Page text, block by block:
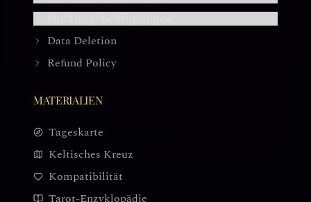
Data Deletion
Refund Policy
MATERIALIEN
Tageskarte
Keltisches Kreuz
Kompatibilität
Tarot-Enzyklopädie